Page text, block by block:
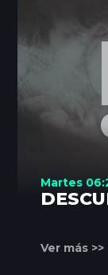
Martes
Ver más >>